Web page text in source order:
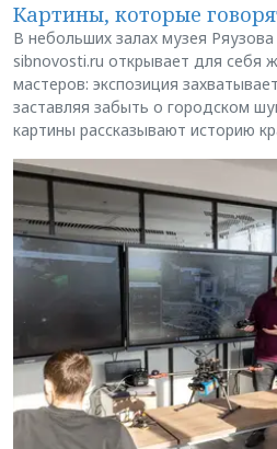
Картины, которые
В небольших залах музея
sibnovosti.ru открывает для себя
мастеров: экспозиция
заставляя забыть о городском
картины рассказывают историю